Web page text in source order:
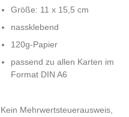
Größe: 11 x 15,5 cm
nassklebend
120g-Papier
passend zu allen Karten im
Format DIN A6
Kein Mehrwertsteuerausweis,